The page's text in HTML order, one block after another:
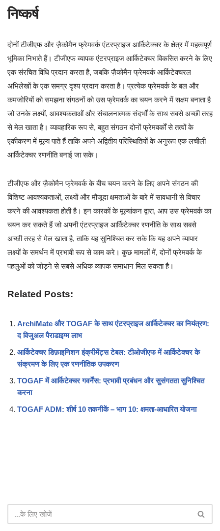
निष्कर्ष
दोनों टीजीएफ और ज़ैकोमैन फ्रेमवर्क एंटरप्राइज आर्किटेक्चर के क्षेत्र में महत्वपूर्ण
भूमिका निभाते हैं। टीजीएफ व्यापक एंटरप्राइज आर्किटेक्चर विकसित करने के लिए
एक संरचित विधि प्रदान करता है, जबकि ज़ैकोमैन फ्रेमवर्क आर्किटेक्चरल
अभिलेखों के एक समग्र दृश्य प्रदान करता है। प्रत्येक फ्रेमवर्क के बल और
कमजोरियों को समझना संगठनों को उस फ्रेमवर्क का चयन करने में सक्षम बनाता है
जो उनके लक्ष्यों, आवश्यकताओं और संचालनात्मक संदर्भों के साथ सबसे अच्छी तरह
से मेल खाता है। व्यावहारिक रूप से, बहुत संगठन दोनों फ्रेमवर्कों से तत्वों के
एकीकरण में मूल्य पाते हैं ताकि अपने अद्वितीय परिस्थितियों के अनुरूप एक लचीली
आर्किटेक्चर रणनीति बनाई जा सके।
टीजीएफ और ज़ैकोमैन फ्रेमवर्क के बीच चयन करने के लिए अपने संगठन की
विशिष्ट आवश्यकताओं, लक्ष्यों और मौजूदा क्षमताओं के बारे में सावधानी से विचार
करने की आवश्यकता होती है। इन कारकों के मूल्यांकन द्वारा, आप उस फ्रेमवर्क का
चयन कर सकते हैं जो अपनी एंटरप्राइज आर्किटेक्चर रणनीति के साथ सबसे
अच्छी तरह से मेल खाता है, ताकि यह सुनिश्चित कर सके कि यह अपने व्यापार
लक्ष्यों के समर्थन में प्रभावी रूप से काम करे। कुछ मामलों में, दोनों फ्रेमवर्क के
पहलुओं को जोड़ने से सबसे अधिक व्यापक समाधान मिल सकता है।
Related Posts:
ArchiMate और TOGAF के साथ एंटरप्राइज आर्किटेक्चर का नियंत्रण:
द विजुअल पैराडाइग्म लाभ
आर्किटेक्चर डिफ़ाइनिशन इंक्रीमेंट्स टेबल: टीओजीएफ में आर्किटेक्चर के
संक्रमण के लिए एक रणनीतिक उपकरण
TOGAF में आर्किटेक्चर गवर्नेंस: प्रभावी प्रबंधन और सुसंगतता सुनिश्चित
करना
TOGAF ADM: शीर्ष 10 तकनीकें – भाग 10: क्षमता-आधारित योजना